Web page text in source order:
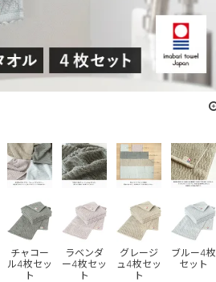
チャコー
ル4枚セッ
ト
ラベンダ
ー4枚セッ
ト
グレージ
ュ4枚セッ
ト
ブルー4枚
セット